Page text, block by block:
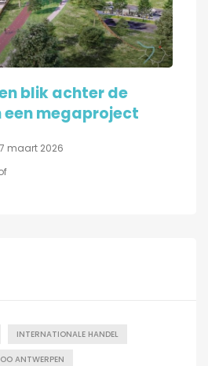
blik achter de
een megaproject
maart 2026
INTERNATIONALE HANDEL
ANTWERPEN